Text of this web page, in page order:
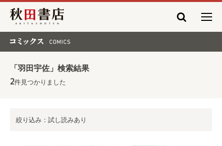
秋田書店
「羽田宇佐」検索結果
2件見つかりました
絞り込み：試し読みあり